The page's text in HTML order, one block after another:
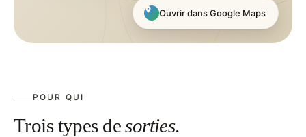
Ouvrir dans Google Maps
POUR QUI
Trois types desorties.